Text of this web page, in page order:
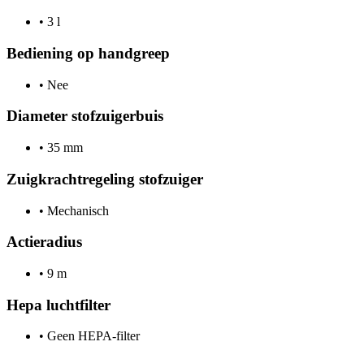
• 3 l
Bediening op handgreep
• Nee
Diameter stofzuigerbuis
• 35 mm
Zuigkrachtregeling stofzuiger
• Mechanisch
Actieradius
• 9 m
Hepa luchtfilter
• Geen HEPA-filter